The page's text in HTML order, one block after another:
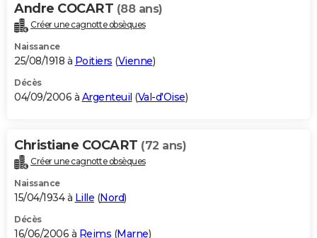
Andre COCART (88 ans)
Créer une cagnotte obsèques
Naissance
25/08/1918 à Poitiers (Vienne)
Décès
04/09/2006 à Argenteuil (Val-d'Oise)
Christiane COCART (72 ans)
Créer une cagnotte obsèques
Naissance
15/04/1934 à Lille (Nord)
Décès
16/06/2006 à Reims (Marne)